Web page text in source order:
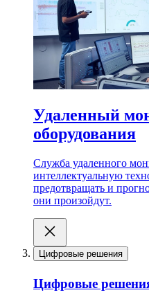
Удаленный
оборудования
Служба удаленного
интеллектуальную
предотвращать и
они произойдут.
Цифровые решения
Цифровые